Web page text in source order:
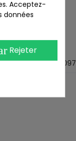
Acceptez-
données
Rejeter